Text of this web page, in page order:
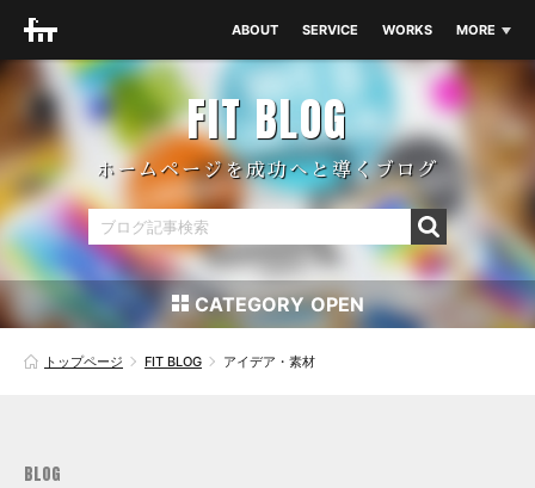
MORE
THEME
BLOG
CONTACT
ABOUT SERVICE WORKS
FIT BLOG
ホームページを成功へと導くブログ
CATEGORY
SEO対策
トップページ FIT BLOG アイデア・素材
BLOG